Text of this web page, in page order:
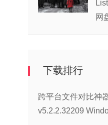
网
下载排行
跨平台文件对比神
v5.2.2.32209